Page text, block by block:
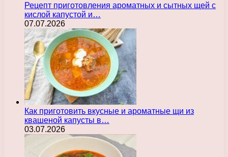
Рецепт приготовления ароматных и сытных щей с
кислой капустой и…
07.07.2026
Как приготовить вкусные и ароматные щи из
квашеной капусты в…
03.07.2026